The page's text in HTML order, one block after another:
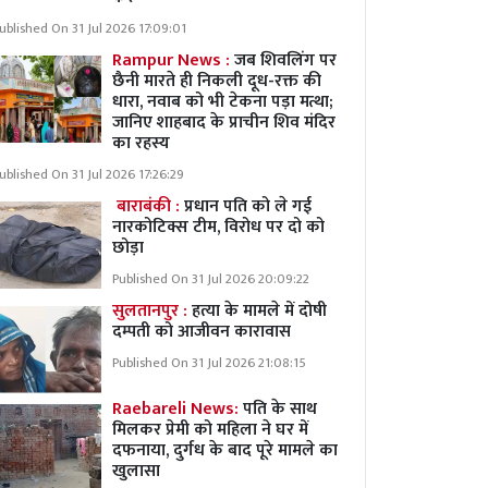
On 31 Jul 2026 17:09:01
Rampur News :जब शिवलिंग पर
छैनी मारते ही निकली दूध-रक्त की
धारा, नवाब को भी टेकना पड़ा मत्था;
जानिए शाहबाद के प्राचीन शिव मंदिर
का रहस्य
On 31 Jul 2026 17:26:29
बाराबंकी :प्रधान पति को ले गई
नारकोटिक्स टीम, विरोध पर दो को
छोड़ा
Published On 31 Jul 2026 20:09:22
सुलतानपुर :हत्या के मामले में दोषी
दम्पती को आजीवन कारावास
Published On 31 Jul 2026 21:08:15
Raebareli News:पति के साथ
मिलकर प्रेमी को महिला ने घर में
दफनाया, दुर्गध के बाद पूरे मामले का
खुलासा